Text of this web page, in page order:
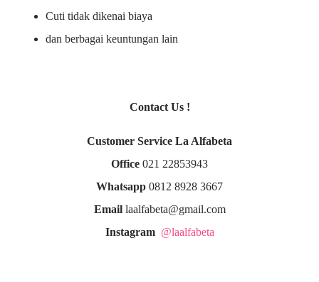
Cuti tidak dikenai biaya
dan berbagai keuntungan lain
Contact Us !
Customer Service La Alfabeta
Office 021 22853943
Whatsapp 0812 8928 3667
Emaillaalfabeta@gmail.com
Instagram @laalfabeta